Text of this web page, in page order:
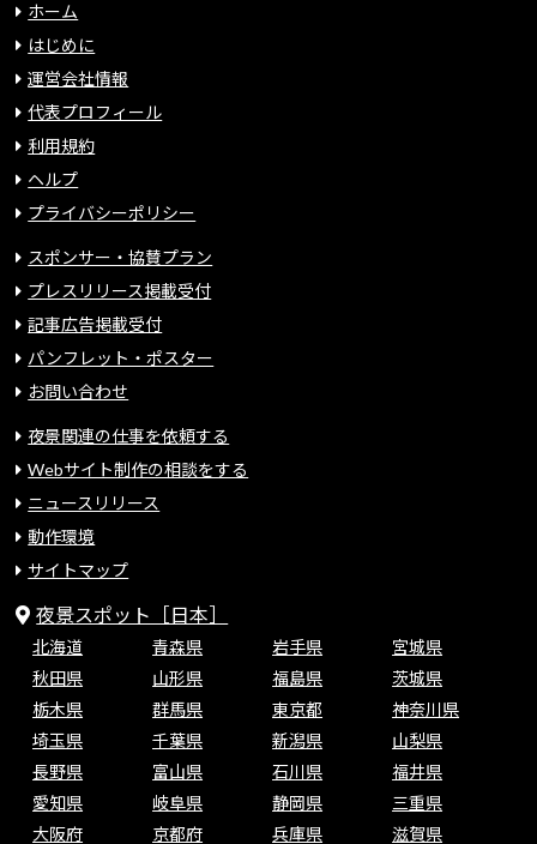
ホーム
はじめに
運営会社情報
代表プロフィール
利用規約
ヘルプ
プライバシーポリシー
スポンサー・協賛プラン
プレスリリース掲載受付
記事広告掲載受付
パンフレット・ポスター
お問い合わせ
夜景関連の仕事を依頼する
Webサイト制作の相談をする
ニュースリリース
動作環境
サイトマップ
夜景スポット［日本］
北海道 青森県 岩手県
宮城県
秋田県
山形県 福島県
茨城県
栃木県
群馬県 東京都
神奈川県
埼玉県
千葉県 新潟県
山梨県
長野県
富山県 石川県
福井県
愛知県
岐阜県 静岡県
三重県
大阪府
京都府 兵庫県
滋賀県